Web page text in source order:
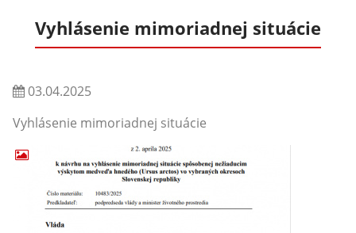
Vyhlásenie mimoriadnej situácie
03.04.2025
Vyhlásenie mimoriadnej situácie